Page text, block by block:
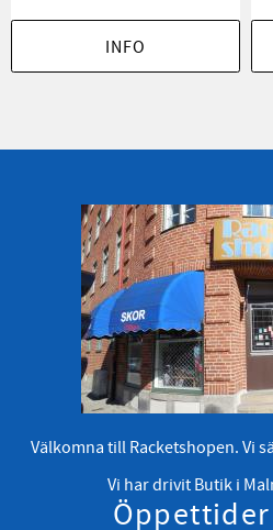
INFO
Välkomna till Racketshopen. Vi
Vi har drivit Butik i